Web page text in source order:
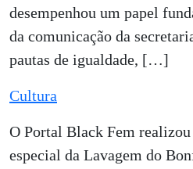
desempenhou um papel
da comunicação da
pautas de igualdade, […]
Cultura
O Portal Black Fem
especial da Lavagem do